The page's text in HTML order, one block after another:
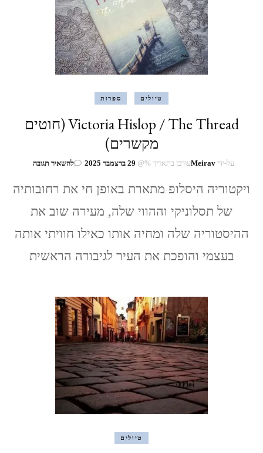
טיולים ספרות
Victoria Hislop / The Thread (חוטים
מקשרים)
על-ידיMeiravעודכן בתאריך %@ 29 בדצמבר 2025 להשאיר תגובהבנושא
Hislop
The
(חוטים
ויקטוריה היסלופ מתארת באופן חי את רחובותיה
של תסלוניקי וההווי שלה, מעירה שוב את
ההיסטוריה שלה ומחיה אותו כאילו חוויתי אותה
בעצמי והופכת את העיר לגיבורה הראשית
טיולים